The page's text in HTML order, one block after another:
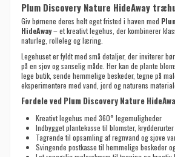
Plum Discovery Nature HideAway
Giv børnene deres helt eget fristed i haven med
HideAway– et kreativt legehus, der kombinerer
naturleg, rolleleg og læring.
Legehuset er fyldt med små detaljer, der inviterer
på en sjov og sanselig måde. Her kan de plante
lege butik, sende hemmelige beskeder, tegne på
eksperimentere med vand, jord og naturens
Fordele ved Plum Discovery Nature
Kreativt legehus med 360° legemuligheder
Indbygget plantekasse til blomster,
Tagrende til opsamling af regnvand og sjove
Svingende postkasse til hemmelige beskeder